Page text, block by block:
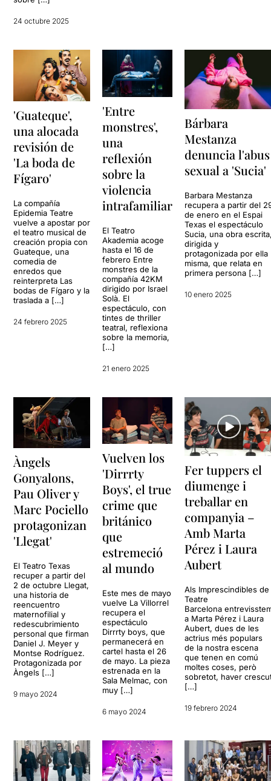
24 octubre 2025
'Guateque',
una alocada
revisión de
'La boda de
Fígaro'
La compañía
Epidemia Teatre
vuelve a apostar por
el teatro musical de
creación propia con
Guateque, una
comedia de
enredos que
reinterpreta Las
bodas de Fígaro y la
traslada a […]
24 febrero 2025
'Entre
monstres',
una
reflexión
sobre la
violencia
intrafamiliar
El Teatro
Akademia acoge
hasta el 16 de
febrero Entre
monstres de la
compañía 42KM
dirigido por Israel
Solà. El
espectáculo, con
tintes de thriller
teatral, reflexiona
sobre la memoria,
[…]
21 enero 2025
Bárbara
Mestanza
denuncia l'abus
sexual a 'Sucia'
Barbara Mestanza
recupera a partir del
de enero en el Espai
Texas el espectáculo
Sucia, una obra
dirigida y
protagonizada por ella
misma, que relata en
primera persona […]
10 enero 2025
Àngels
Gonyalons,
Pau Oliver y
Marc Pociello
protagonizan
'Llegat'
El Teatro Texas
recuper a partir del
2 de octubre Llegat,
una historia de
reencuentro
maternofilial y
redescubrimiento
personal que firman
Daniel J. Meyer y
Montse Rodríguez.
Protagonizada por
Àngels […]
9 mayo 2024
Vuelven los
'Dirrrty
Boys', el true
crime que
británico
que
estremeció
al mundo
Este mes de mayo
vuelve La Villorrel
recupera el
espectáculo
Dirrrty boys, que
permanecerá en
cartel hasta el 26
de mayo. La pieza
estrenada en la
Sala Melmac, con
muy […]
6 mayo 2024
Fer tuppers el
diumenge i
treballar en
companyia –
Amb Marta
Pérez i Laura
Aubert
Als Imprescindibles de
Teatre
Barcelona
a Marta Pérez i Laura
Aubert, dues de les
actrius més populars
de la nostra escena
que tenen en comú
moltes coses, però
sobretot, haver
[…]
19 febrero 2024